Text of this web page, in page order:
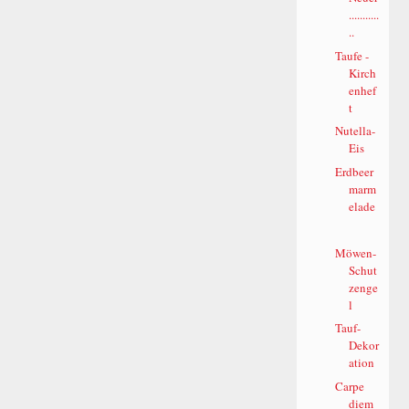
...........
..
Taufe -
Kirch
enhef
t
Nutella-
Eis
Erdbeer
marm
elade
Möwen-
Schut
zenge
l
Tauf-
Dekor
ation
Carpe
diem